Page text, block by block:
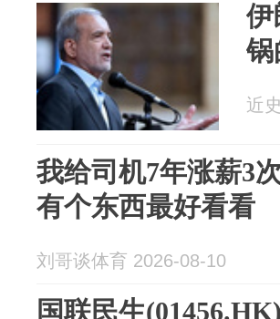
伊
锅
近
我给司机7年涨薪3
有个东西最好看看
刘哥谈体育 2026-08-10
国联民生